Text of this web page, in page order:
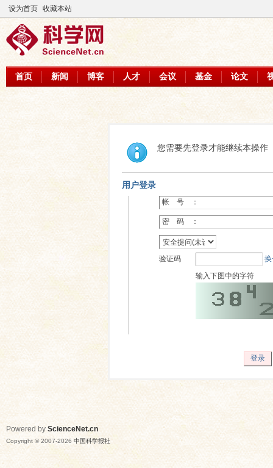
设为首页 收藏本站
首页 新闻 博客 人才 会议 基金 论文
您需要先登录才能继续本操作
用户登录
帐 号 ：
密 码 ：
验证码
输入下图中的字符
登录
Powered by ScienceNet.cn
Copyright © 2007-2026 中国科学报社